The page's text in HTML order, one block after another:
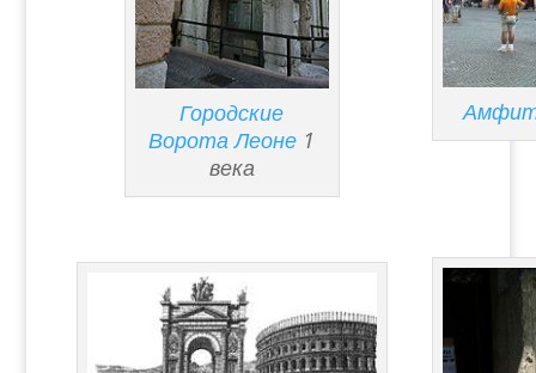
Городские
Ворота Леоне 1
века